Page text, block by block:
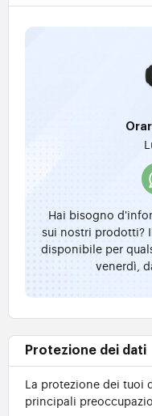
Hai bisogno
sui nostri prodotti?
disponibile per
venerdì,
Protezione dei dati
La protezione dei tuoi
principali